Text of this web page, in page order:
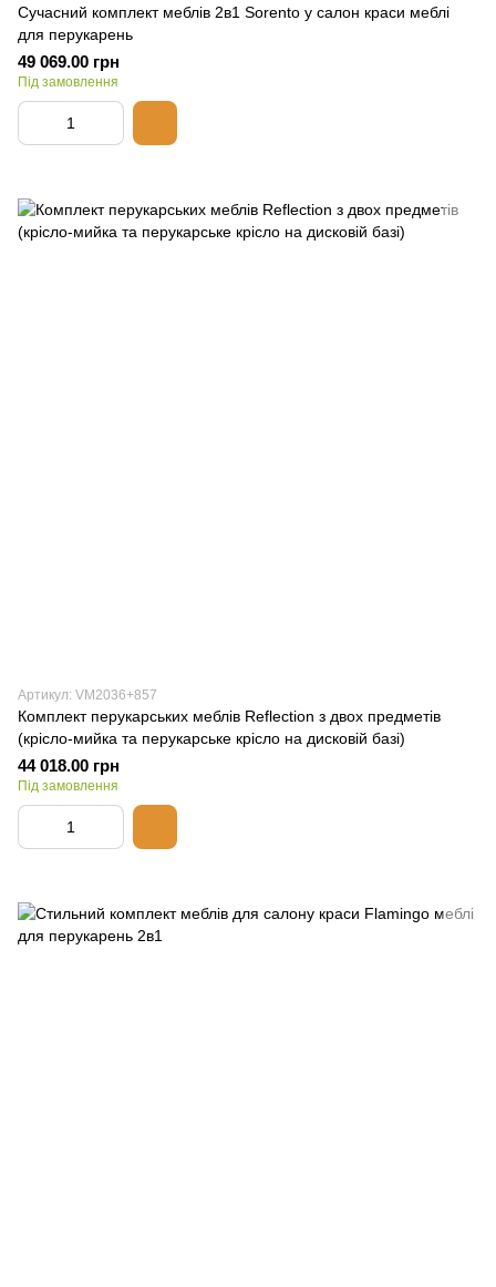
Сучасний комплект меблів 2в1 Sorento у салон краси меблі
для перукарень
49 069.00 грн
Під замовлення
Артикул: VM2036+857
Комплект перукарських меблів Reflection з двох предметів
(крісло-мийка та перукарське крісло на дисковій базі)
44 018.00 грн
Під замовлення